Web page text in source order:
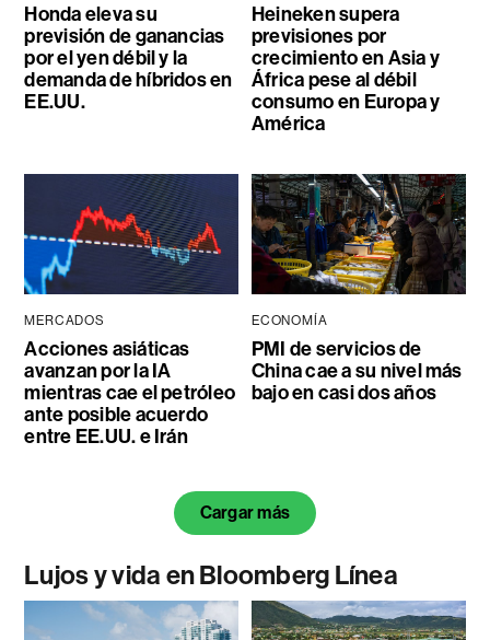
Honda eleva su
previsión de ganancias
por el yen débil y la
demanda de híbridos en
EE.UU.
Heineken supera
previsiones por
crecimiento en Asia y
África pese al débil
consumo en Europa y
América
MERCADOS
Acciones asiáticas
avanzan por la IA
mientras cae el petróleo
ante posible acuerdo
entre EE.UU. e Irán
ECONOMÍA
PMI de servicios de
China cae a su nivel más
bajo en casi dos años
Cargar más
Lujos y vida en Bloomberg Línea